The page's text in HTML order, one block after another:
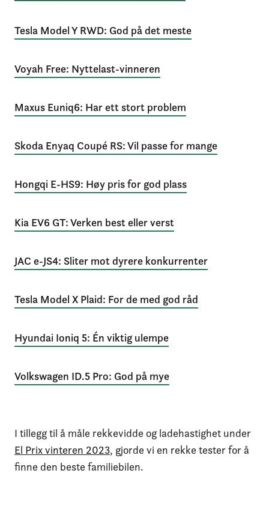
Tesla Model Y RWD: God på det meste
Voyah Free: Nyttelast-vinneren
Maxus Euniq6: Har ett stort problem
Skoda Enyaq Coupé RS: Vil passe for mange
Hongqi E-HS9: Høy pris for god plass
Kia EV6 GT: Verken best eller verst
JAC e-JS4: Sliter mot dyrere konkurrenter
Tesla Model X Plaid: For de med god råd
Hyundai Ioniq 5: Én viktig ulempe
Volkswagen ID.5 Pro: God på mye
I tillegg til å måle rekkevidde og ladehastighet under
El Prix vinteren 2023, gjorde vi en rekke tester for å
finne den beste familiebilen.